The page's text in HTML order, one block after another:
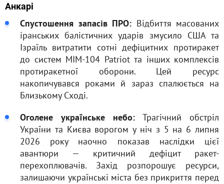
Анкарі
Спустошення запасів ПРО: Відбиття масованих
іранських балістичних ударів змусило США та
Ізраїль витратити сотні дефіцитних протиракет
до систем MIM-104 Patriot та інших комплексів
протиракетної оборони. Цей ресурс
накопичувався роками й зараз спалюється на
Близькому Сході.
Оголене українське небо: Трагічний обстріл
України та Києва ворогом у ніч з 5 на 6 липня
2026 року наочно показав наслідки цієї
авантюри — критичний дефіцит ракет-
перехоплювачів. Захід розпорошує ресурси,
залишаючи українські міста без прикриття перед